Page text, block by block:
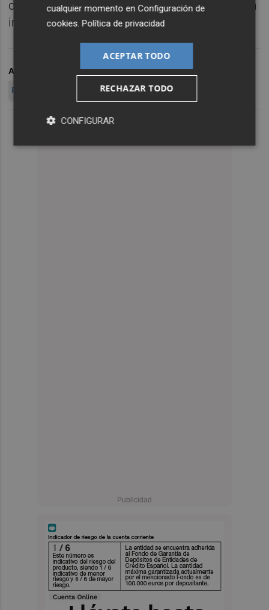
desde Damasco, este mes de diciembre, "sin
incidentes y con plena seguridad".
ARCHIVADO EN
FERNANDO GRANDE-MARLASKA
POLICÍA NACIONAL
cualquier momento enConfiguración de
cookies .Política de privacidad
ACEPTAR TODO
RECHAZAR TODO
CONFIGURAR